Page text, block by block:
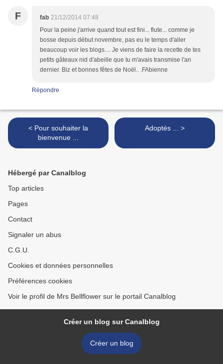
F fab 21/12/2014 07:48
Pour la peine j'arrive quand tout est fini... flute... comme je
bosse depuis début novembre, pas eu le temps d'aller
beaucoup voir les blogs.... Je viens de faire la recette de tes
petits gâteaux nid d'abeille que tu m'avais transmise l'an
dernier. Biz et bonnes fêtes de Noël.. .FAbienne
Répondre
< Pour souhaiter la
bienvenue ...
Adoptés ... >
Hébergé par Canalblog
Top articles
Pages
Contact
Signaler un abus
C.G.U.
Cookies et données personnelles
Préférences cookies
Voir le profil de Mrs Bellflower sur le portail Canalblog
Créer un blog sur Canalblog
Créer un blog